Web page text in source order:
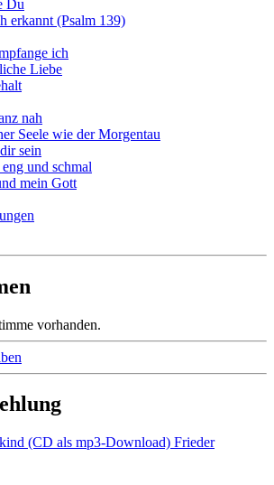
Du
erkannt (Psalm 139)
ich
Liebe
nah
Seele wie der Morgentau
sein
und schmal
mein Gott
vorhanden.